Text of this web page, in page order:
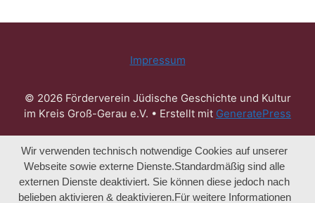
Impressum
© 2026 Förderverein Jüdische Geschichte und Kultur
im Kreis Groß-Gerau e.V. • Erstellt mit GeneratePress
Wir verwenden technisch notwendige Cookies auf unserer
Webseite sowie externe Dienste.Standardmäßig sind alle
externen Dienste deaktiviert. Sie können diese jedoch nach
belieben aktivieren & deaktivieren.Für weitere Informationen